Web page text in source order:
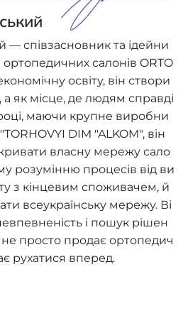
— співзасновник та ідейни
салонів ORTO
освіту, він створи
а як місце, де людям справді
маючи крупне виробни
DIM "ALKOM", він
власну мережу сало
розумінню процесів від ви
з кінцевим споживачем, й
всеукраїнську мережу. Ві
і пошук рішен
просто продає ортопедич
рухатися вперед.